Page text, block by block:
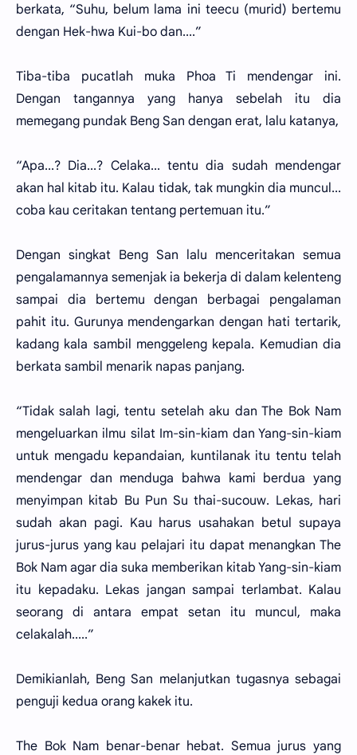
berkata, “Suhu, belum lama ini teecu (murid) bertemu
dengan Hek-hwa Kui-bo dan....”
Tiba-tiba pucatlah muka Phoa Ti mendengar ini.
Dengan tangannya yang hanya sebelah itu dia
memegang pundak Beng San dengan erat, lalu katanya,
“Apa...? Dia...? Celaka... tentu dia sudah mendengar
akan hal kitab itu. Kalau tidak, tak mungkin dia muncul...
coba kau ceritakan tentang pertemuan itu.”
Dengan singkat Beng San lalu menceritakan semua
pengalamannya semenjak ia bekerja di dalam kelenteng
sampai dia bertemu dengan berbagai pengalaman
pahit itu. Gurunya mendengarkan dengan hati tertarik,
kadang kala sambil menggeleng kepala. Kemudian dia
berkata sambil menarik napas panjang.
“Tidak salah lagi, tentu setelah aku dan The Bok Nam
mengeluarkan ilmu silat Im-sin-kiam dan Yang-sin-kiam
untuk mengadu kepandaian, kuntilanak itu tentu telah
mendengar dan menduga bahwa kami berdua yang
menyimpan kitab Bu Pun Su thai-sucouw. Lekas, hari
sudah akan pagi. Kau harus usahakan betul supaya
jurus-jurus yang kau pelajari itu dapat menangkan The
Bok Nam agar dia suka memberikan kitab Yang-sin-kiam
itu kepadaku. Lekas jangan sampai terlambat. Kalau
seorang di antara empat setan itu muncul, maka
celakalah.....”
Demikianlah, Beng San melanjutkan tugasnya sebagai
penguji kedua orang kakek itu.
The Bok Nam benar-benar hebat. Semua jurus yang